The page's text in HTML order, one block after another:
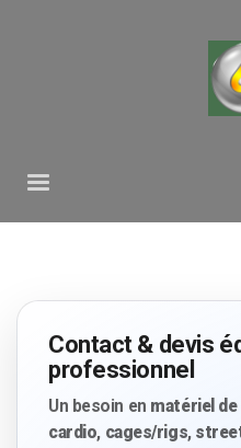
Contact & devis
professionnel
Un besoin en matériel
cardio, cages/rigs,